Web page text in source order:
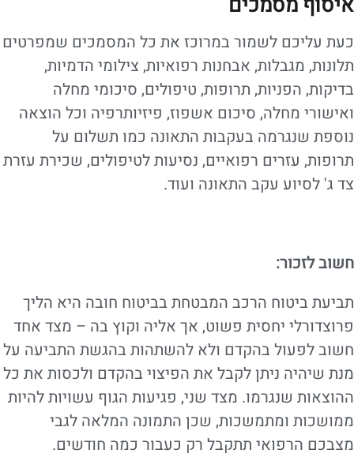
כעת עליכם לשמור במרוכז את כל המסמכים שמפרטים
תלונות, מגבלות, אבחנות רפואיות, צילומי הדמיות,
בדיקות, הפניות, תרופות, טיפולים, סיכומי מחלה
ואישורי מחלה, סיכום אשפוז, פיזיותרפיה וכל הוצאה
נוספת שנגרמה בעקבות התאונה כמו תשלום על
תרופות, עזרים רפואיים, נסיעות לטיפולים, שכירת עזרת
צד ג' לסיוע עקב התאונה ועוד.
חשוב לזכור:
תביעת ביטוח הרכב המבטחת בביטוח חובה היא הליך
פרוצדורלי יחסית פשוט, אך אליה וקוץ בה – מצד אחד
חשוב לפעול בהקדם ולא להשתהות בהגשת התביעה על
מנת שיהיה ניתן לקבל את הפיצוי בהקדם ולכסות את כל
ההוצאות שנגרמו. מצד שני, פגיעות הגוף עשויות להיות
ממושכות ומתמשכות, שכן התמונה המלאה לגבי
מצבכם הרפואי תתקבל רק כעבור כמה חודשים.